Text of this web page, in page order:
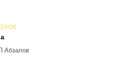
Абзалов